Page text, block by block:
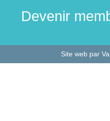
Devenir
Site web par